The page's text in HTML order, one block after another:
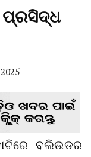
ବଲିଉଡର